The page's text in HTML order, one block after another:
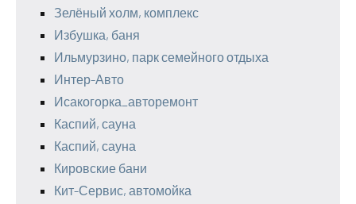
Зелёный холм, комплекс
Избушка, баня
Ильмурзино, парк семейного отдыха
Интер-Авто
Исакогорка_авторемонт
Каспий, сауна
Каспий, сауна
Кировские бани
Кит-Сервис, автомойка